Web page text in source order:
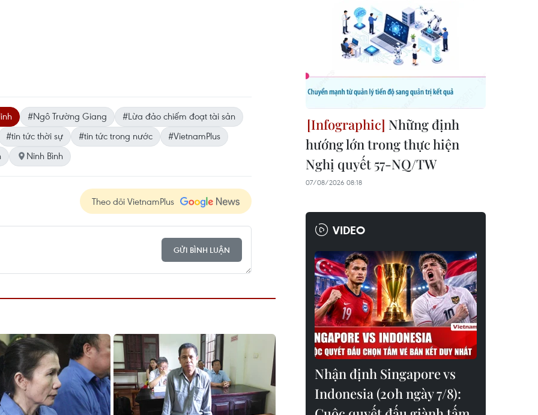
#Ngô Trường Giang
#Lừa đảo chiếm đoạt tài sản
#tin tức thời sự #tin tức trong nước
#VietnamPlus
Ninh Bình
Theo dõi VietnamPlus
GỬI BÌNH LUẬN
Những định
hướng lớn trong thực hiện
Nghị quyết 57-NQ/TW
07/08/2026 08:18
VIDEO
Nhận định Singapore vs
Indonesia (20h ngày 7/8):